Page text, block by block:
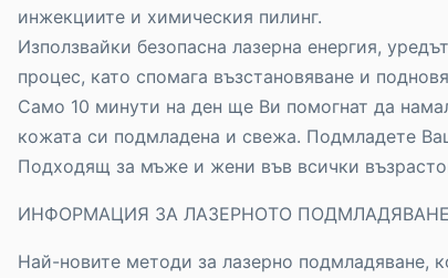
инжекциите и химическия пилинг.
Използвайки безопасна лазерна енергия,
процес, като спомага възстановяване и
Само 10 минути на ден ще Ви помогнат да
кожата си подмладена и свежа. Подмладете
Подходящ за мъже и жени във всички
ИНФОРМАЦИЯ ЗА ЛАЗЕРНOТО ПОДМЛАДЯВАНЕ
Най-новите методи за лазерно подмладяване,